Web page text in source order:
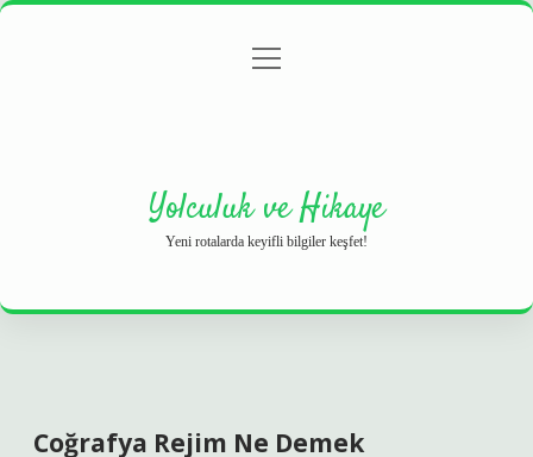
Gizlilik Politikası
menüyü
Yolculuk ve Hikaye
Yeni rotalarda keyifli bilgiler keşfet!
Coğrafya Rejim Ne Demek